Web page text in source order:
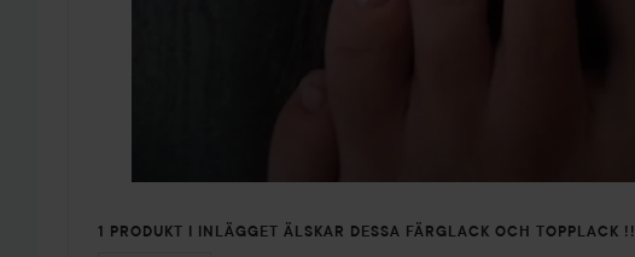
1 PRODUKT I INLÄGGET ÄLSKAR DESSA FÄRGLACK OCH TOPPLACK !!